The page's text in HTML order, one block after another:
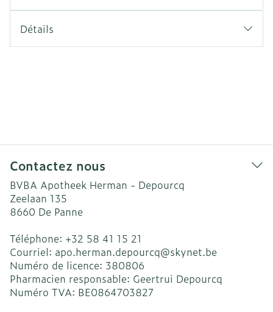
Détails
Contactez nous
BVBA Apotheek Herman - Depourcq
Zeelaan 135
8660 De Panne
Téléphone: +32 58 41 15 21
Courriel: apo.herman.depourcq@skynet.be
Numéro de licence: 380806
Pharmacien responsable: Geertrui Depourcq
Numéro TVA: BE0864703827